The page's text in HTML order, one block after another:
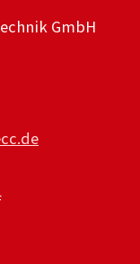
GmbH